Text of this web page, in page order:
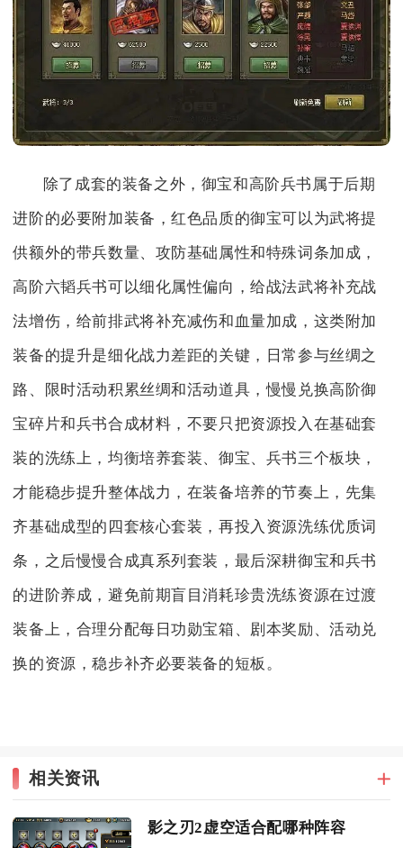
除了成套的装备之外，御宝和高阶兵书属于后期
进阶的必要附加装备，红色品质的御宝可以为武将提
供额外的带兵数量、攻防基础属性和特殊词条加成，
高阶六韬兵书可以细化属性偏向，给战法武将补充战
法增伤，给前排武将补充减伤和血量加成，这类附加
装备的提升是细化战力差距的关键，日常参与丝绸之
路、限时活动积累丝绸和活动道具，慢慢兑换高阶御
宝碎片和兵书合成材料，不要只把资源投入在基础套
装的洗练上，均衡培养套装、御宝、兵书三个板块，
才能稳步提升整体战力，在装备培养的节奏上，先集
齐基础成型的四套核心套装，再投入资源洗练优质词
条，之后慢慢合成真系列套装，最后深耕御宝和兵书
的进阶养成，避免前期盲目消耗珍贵洗练资源在过渡
装备上，合理分配每日功勋宝箱、剧本奖励、活动兑
换的资源，稳步补齐必要装备的短板。
相关资讯
影之刃2虚空适合配哪种阵容